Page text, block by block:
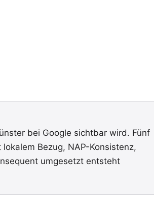
bei Google sichtbar wird. Fünf
Bezug, NAP-Konsistenz,
umgesetzt entsteht